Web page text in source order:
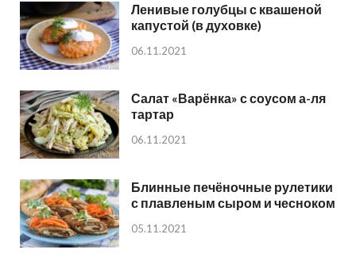
Ленивые голубцы с квашеной
капустой (в духовке)
06.11.2021
Салат «Варёнка» с соусом а-ля
тартар
06.11.2021
Блинные печёночные рулетики
с плавленым сыром и чесноком
05.11.2021